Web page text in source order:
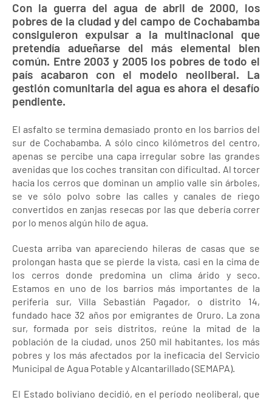
Con la guerra del agua de abril de 2000, los
pobres de la ciudad y del campo de Cochabamba
consiguieron expulsar a la multinacional que
pretendía adueñarse del más elemental bien
común. Entre 2003 y 2005 los pobres de todo el
país acabaron con el modelo neoliberal. La
gestión comunitaria del agua es ahora el desafío
pendiente.
El asfalto se termina demasiado pronto en los barrios del
sur de Cochabamba. A sólo cinco kilómetros del centro,
apenas se percibe una capa irregular sobre las grandes
avenidas que los coches transitan con dificultad. Al torcer
hacia los cerros que dominan un amplio valle sin árboles,
se ve sólo polvo sobre las calles y canales de riego
convertidos en zanjas resecas por las que debería correr
por lo menos algún hilo de agua.
Cuesta arriba van apareciendo hileras de casas que se
prolongan hasta que se pierde la vista, casi en la cima de
los cerros donde predomina un clima árido y seco.
Estamos en uno de los barrios más importantes de la
periferia sur, Villa Sebastián Pagador, o distrito 14,
fundado hace 32 años por emigrantes de Oruro. La zona
sur, formada por seis distritos, reúne la mitad de la
población de la ciudad, unos 250 mil habitantes, los más
pobres y los más afectados por la ineficacia del Servicio
Municipal de Agua Potable y Alcantarillado (SEMAPA).
El Estado boliviano decidió, en el período neoliberal, que